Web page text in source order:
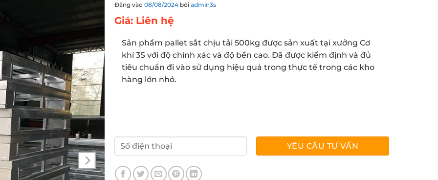
Đăng vào 08/08/2024 bởi admin3s
Giá: Liên hệ
Sản phẩm pallet sắt chịu tải 500kg được sản xuất tại xưởng Cơ
khí 3S với độ chính xác và độ bền cao. Đã được kiểm định và đủ
tiêu chuẩn đi vào sử dụng hiệu quả trong thực tế trong các kho
hàng lớn nhỏ.